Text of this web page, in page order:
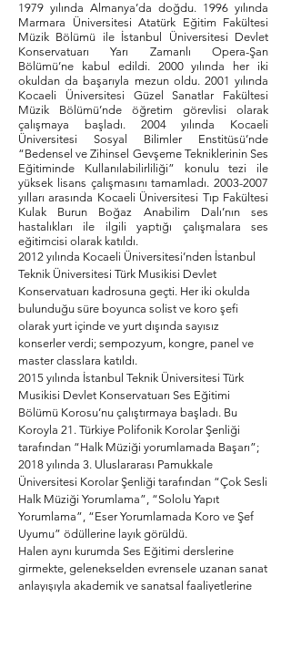
1979 yılında Almanya’da doğdu. 1996 yılında
Marmara Üniversitesi Atatürk Eğitim Fakültesi
Müzik Bölümü ile İstanbul Üniversitesi Devlet
Konservatuarı Yarı Zamanlı Opera-Şan
Bölümü’ne kabul edildi. 2000 yılında her iki
okuldan da başarıyla mezun oldu. 2001 yılında
Kocaeli Üniversitesi Güzel Sanatlar Fakültesi
Müzik Bölümü’nde öğretim görevlisi olarak
çalışmaya başladı. 2004 yılında Kocaeli
Üniversitesi Sosyal Bilimler Enstitüsü’nde
“Bedensel ve Zihinsel Gevşeme Tekniklerinin Ses
Eğitiminde Kullanılabilirliliği” konulu tezi ile
yüksek lisans çalışmasını tamamladı. 2003-2007
yılları arasında Kocaeli Üniversitesi Tıp Fakültesi
Kulak Burun Boğaz Anabilim Dalı’nın ses
hastalıkları ile ilgili yaptığı çalışmalara ses
eğitimcisi olarak katıldı.
2012 yılında Kocaeli Üniversitesi’nden İstanbul
Teknik Üniversitesi Türk Musikisi Devlet
Konservatuarı kadrosuna geçti. Her iki okulda
bulunduğu süre boyunca solist ve koro şefi
olarak yurt içinde ve yurt dışında sayısız
konserler verdi; sempozyum, kongre, panel ve
master classlara katıldı.
2015 yılında İstanbul Teknik Üniversitesi Türk
Musikisi Devlet Konservatuarı Ses Eğitimi
Bölümü Korosu’nu çalıştırmaya başladı. Bu
Koroyla 21. Türkiye Polifonik Korolar Şenliği
tarafından “Halk Müziği yorumlamada Başarı”;
2018 yılında 3. Uluslararası Pamukkale
Üniversitesi Korolar Şenliği tarafından “Çok Sesli
Halk Müziği Yorumlama”, “Sololu Yapıt
Yorumlama”, “Eser Yorumlamada Koro ve Şef
Uyumu” ödüllerine layık görüldü.
Halen aynı kurumda Ses Eğitimi derslerine
girmekte, gelenekselden evrensele uzanan sanat
anlayışıyla akademik ve sanatsal faaliyetlerine